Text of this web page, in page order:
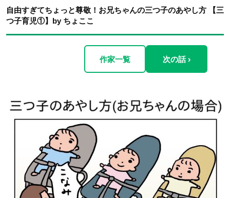
自由すぎてちょっと尊敬！お兄ちゃんの三つ子のあやし方 【三
つ子育児①】by ちょここ
作家一覧 次の話 ›